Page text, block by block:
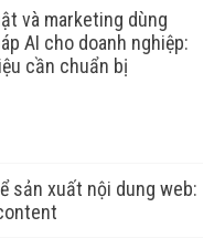
và marketing dùng
AI cho doanh nghiệp:
cần chuẩn bị
sản xuất nội dung web: